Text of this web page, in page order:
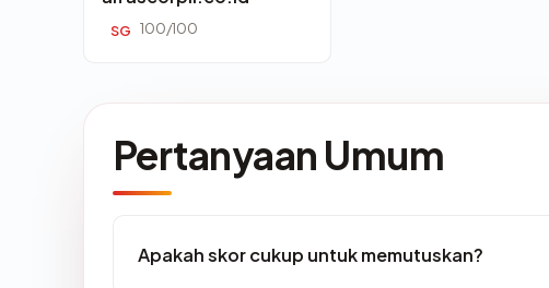
SG 100/100
Pertanyaan Umum
Apakah skor cukup untuk memutuskan?